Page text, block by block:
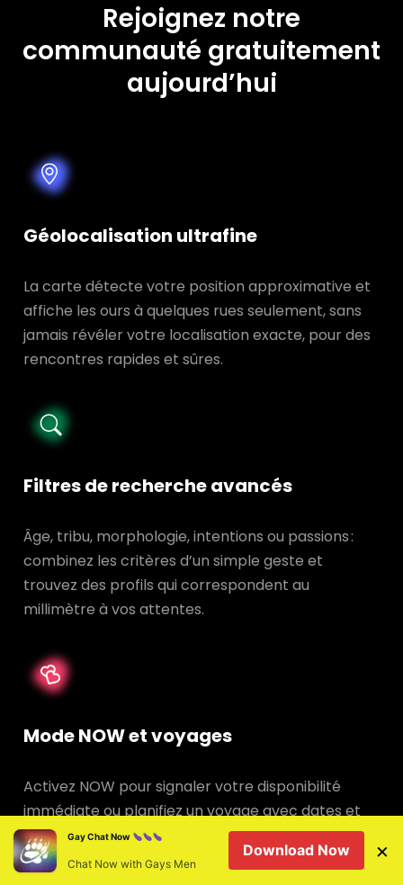
Rejoignez notre
communauté gratuitement
aujourd’hui
Géolocalisation ultrafine
La carte détecte votre position approximative et
affiche les ours à quelques rues seulement, sans
jamais révéler votre localisation exacte, pour des
rencontres rapides et sûres.
Filtres de recherche avancés
Âge, tribu, morphologie, intentions ou passions :
combinez les critères d’un simple geste et
trouvez des profils qui correspondent au
millimètre à vos attentes.
Mode NOW et voyages
Activez NOW pour signaler votre disponibilité
immédiate ou planifiez un voyage avec dates et
destination, et connectez‑vous avec les locaux
avant même d’arriver.
Gay Chat Now
Chat Now with Gays Men
Download Now ×